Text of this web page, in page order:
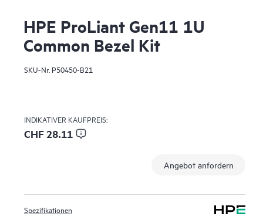
HPE ProLiant Gen11 1U
Common Bezel Kit
SKU-Nr. P50450-B21
INDIKATIVER KAUFPREIS:
CHF 28.11
Angebot anfordern
Spezifikationen